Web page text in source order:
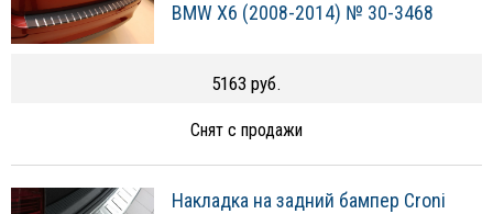
BMW X6 (2008-2014) № 30-3468
5163 руб.
Снят с продажи
Накладка на задний бампер Croni